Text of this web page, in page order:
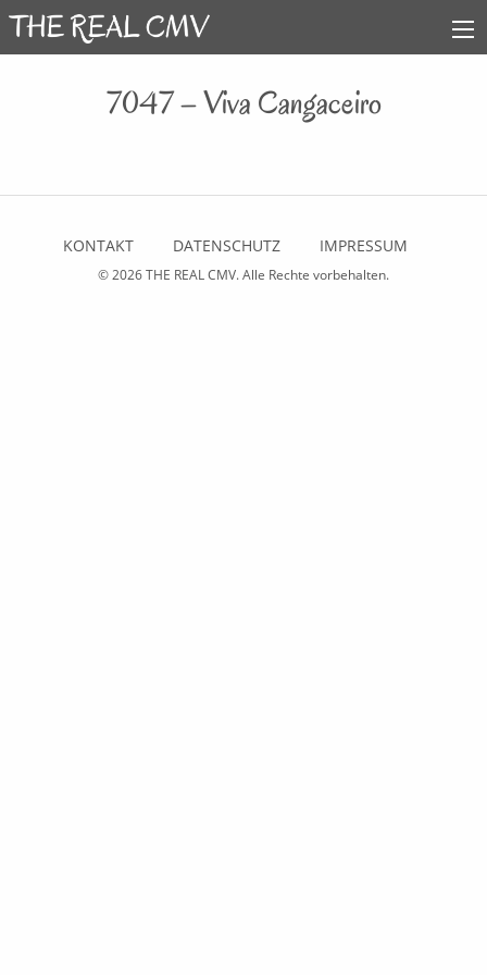
7047 – Viva Cangaceiro
KONTAKT DATENSCHUTZ IMPRESSUM
© 2026THE REAL CMV. Alle Rechte vorbehalten.